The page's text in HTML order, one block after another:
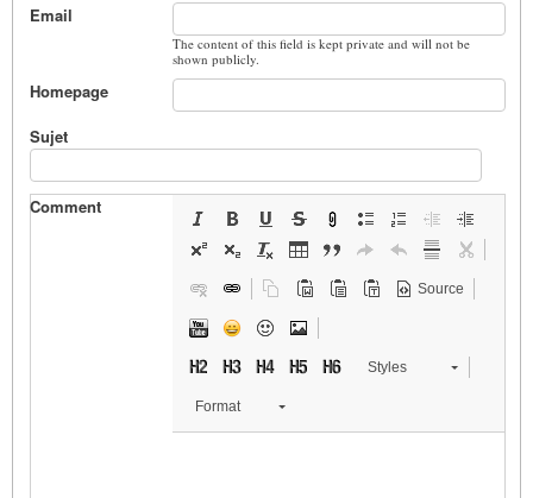
Email
The content of this field is kept private and will not be
shown publicly.
Homepage
Sujet
Comment
Source
Styles
Format